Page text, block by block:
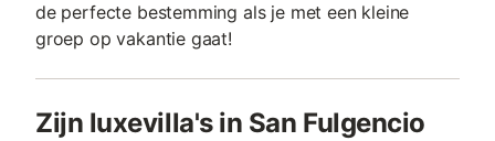
de perfecte bestemming als je met een kleine
groep op vakantie gaat!
Zijn luxevilla's in San Fulgencio